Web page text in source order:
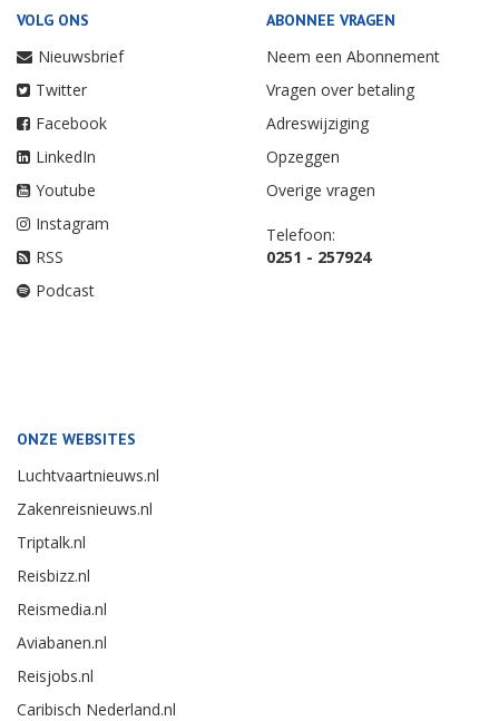
VOLG ONS
Nieuwsbrief
Twitter
Facebook
LinkedIn
Youtube
Instagram
RSS
Podcast
ABONNEE VRAGEN
Neem een Abonnement
Vragen over betaling
Adreswijziging
Opzeggen
Overige vragen
Telefoon:
0251 - 257924
ONZE WEBSITES
Luchtvaartnieuws.nl
Zakenreisnieuws.nl
Triptalk.nl
Reisbizz.nl
Reismedia.nl
Aviabanen.nl
Reisjobs.nl
Caribisch Nederland.nl